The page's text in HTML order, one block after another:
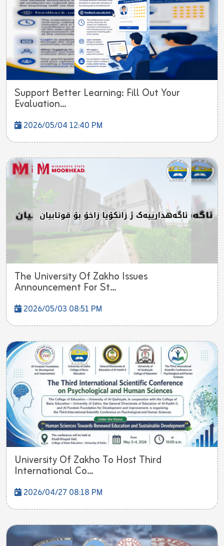
Support Better Learning: Fill Out Your
Evaluation...
2026/05/04 12:40 PM
The University Of Zakho Issues
Announcement For St...
2026/05/03 08:51 PM
University Of Zakho To Host Third
International Co...
2026/04/27 08:18 PM